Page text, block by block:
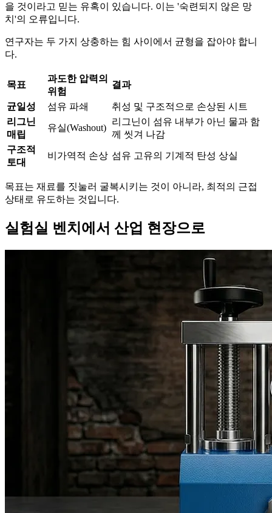
을 것이라고 믿는 유혹이 있습니다. 이는 '숙련되지 않은 망
치'의 오류입니다.
연구자는 두 가지 상충하는 힘 사이에서 균형을 잡아야 합니
다.
목표
과도한 압력의
위험
결과
균일성 섬유 파쇄
취성 및 구조적으로 손상된 시트
리그닌
매립
유실(Washout)
리그닌이 섬유 내부가 아닌 물과 함
께 씻겨 나감
구조적
토대
비가역적 손상 섬유 고유의 기계적 탄성 상실
목표는 재료를 짓눌러 굴복시키는 것이 아니라, 최적의 근접
상태로 유도하는 것입니다.
실험실 벤치에서 산업 현장으로